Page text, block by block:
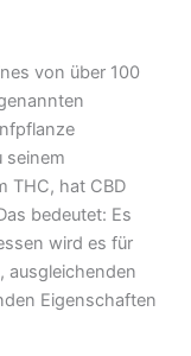
von über 100
seinem
THC, hat CBD
bedeutet: Es
wird es für
ausgleichenden
Eigenschaften